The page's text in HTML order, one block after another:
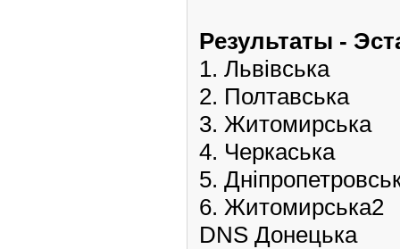
Pезультаты -
1. Львівська
2. Полтавська
3. Житомирська
4. Черкаська
5.
6. Житомирська2
DNS Донецька